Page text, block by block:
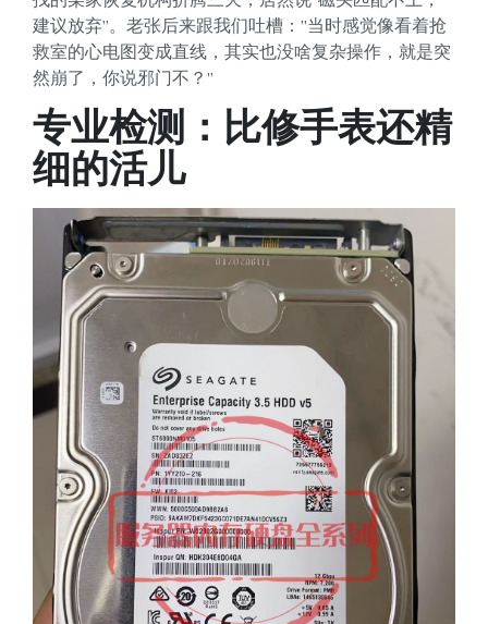
建议放弃”。老张后来跟我们吐槽：”当时感觉像看着抢
救室的心电图变成直线，其实也没啥复杂操作，就是突
然崩了，你说邪门不？”
专业检测：比修手表还精
细的活儿